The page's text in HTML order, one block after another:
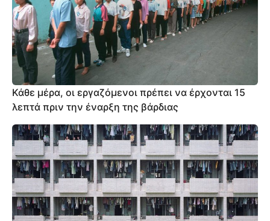
Κάθε μέρα, οι εργαζόμενοι πρέπει να έρχονται 15
λεπτά πριν την έναρξη της βάρδιας